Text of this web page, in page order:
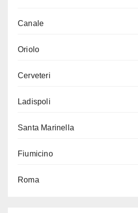
Canale
Oriolo
Cerveteri
Ladispoli
Santa Marinella
Fiumicino
Roma